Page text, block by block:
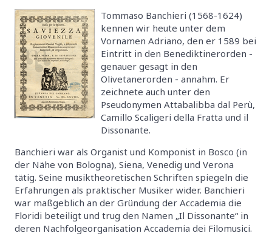
Tommaso Banchieri (1568-1624)
kennen wir heute unter dem
Vornamen Adriano, den er 1589 bei
Eintritt in den Benediktinerorden -
genauer gesagt in den
Olivetanerorden - annahm. Er
zeichnete auch unter den
Pseudonymen Attabalibba dal Perù,
Camillo Scaligeri della Fratta und il
Dissonante.
Banchieri war als Organist und Komponist in Bosco (in
der Nähe von Bologna), Siena, Venedig und Verona
tätig. Seine musiktheoretischen Schriften spiegeln die
Erfahrungen als praktischer Musiker wider. Banchieri
war maßgeblich an der Gründung der Accademia die
Floridi beteiligt und trug den Namen „Il Dissonante“ in
deren Nachfolgeorganisation Accademia dei Filomusici.